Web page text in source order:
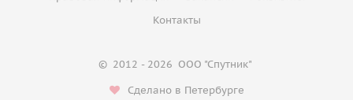
Контакты
© 2012 - 2026 ООО "Спутник"
Сделано в Петербурге